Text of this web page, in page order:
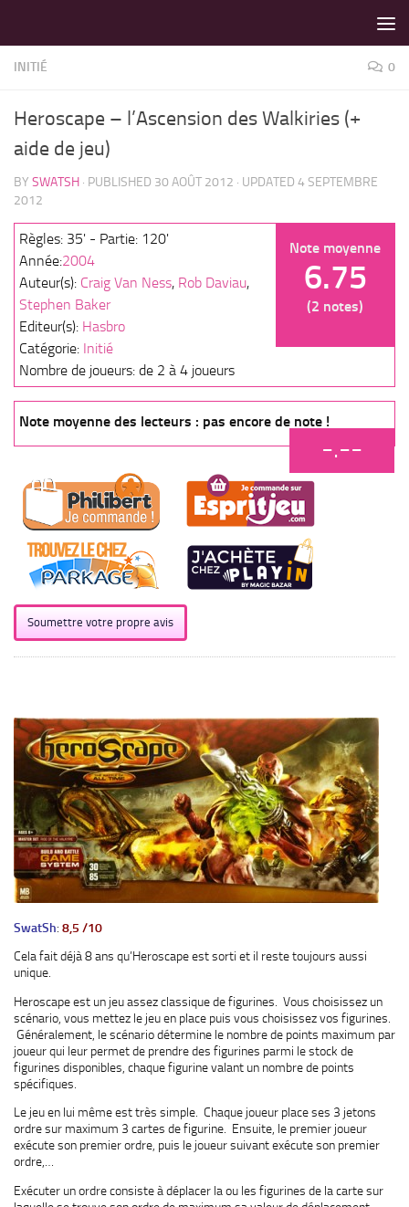
INITIÉ 0
Heroscape – l’Ascension des Walkiries (+
aide de jeu)
BY SWATSH · PUBLISHED 30 AOÛT 2012 · UPDATED 4 SEPTEMBRE
2012
Note moyenne
6.75
(2 notes)
Règles: 35' - Partie: 120'
Année:2004
Auteur(s): Craig Van Ness, Rob Daviau,
Stephen Baker
Editeur(s): Hasbro
Catégorie: Initié
Nombre de joueurs: de 2 à 4 joueurs
Note moyenne des lecteurs : pas encore de note !
-.--
Soumettre votre propre avis
SwatSh: 8,5 /10
Cela fait déjà 8 ans qu’Heroscape est sorti et il reste toujours aussi
unique.
Heroscape est un jeu assez classique de figurines. Vous choisissez un
scénario, vous mettez le jeu en place puis vous choisissez vos figurines.
Généralement, le scénario détermine le nombre de points maximum par
joueur qui leur permet de prendre des figurines parmi le stock de
figurines disponibles, chaque figurine valant un nombre de points
spécifiques.
Le jeu en lui même est très simple. Chaque joueur place ses 3 jetons
ordre sur maximum 3 cartes de figurine. Ensuite, le premier joueur
exécute son premier ordre, puis le joueur suivant exécute son premier
ordre,…
Exécuter un ordre consiste à déplacer la ou les figurines de la carte sur